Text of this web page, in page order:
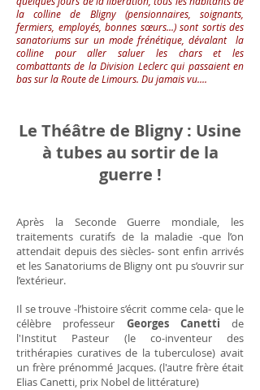
la colline de Bligny (pensionnaires, soignants,
fermiers, employés, bonnes sœurs...) sont sortis des
sanatoriums sur un mode frénétique, dévalant la
colline pour aller saluer les chars et les
combattants de la Division Leclerc qui passaient en
bas sur la Route de Limours. Du jamais vu....
Le Théâtre de Bligny : Usine
à tubes au sortir de la
guerre !
Après la Seconde Guerre mondiale, les
traitements curatifs de la maladie -que l’on
attendait depuis des siècles- sont enfin arrivés
et les Sanatoriums de Bligny ont pu s’ouvrir sur
l’extérieur.
Il se trouve -l’histoire s’écrit comme cela- que le
célèbre professeur Georges Canetti de
l'Institut Pasteur (le co-inventeur des
trithérapies curatives de la tuberculose) avait
un frère prénommé Jacques. (l'autre frère était
Elias Canetti, prix Nobel de littérature)